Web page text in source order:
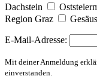
Dachstein
Region Graz
E-Mail-Adresse:
Mit deiner Anmeldung
einverstanden.